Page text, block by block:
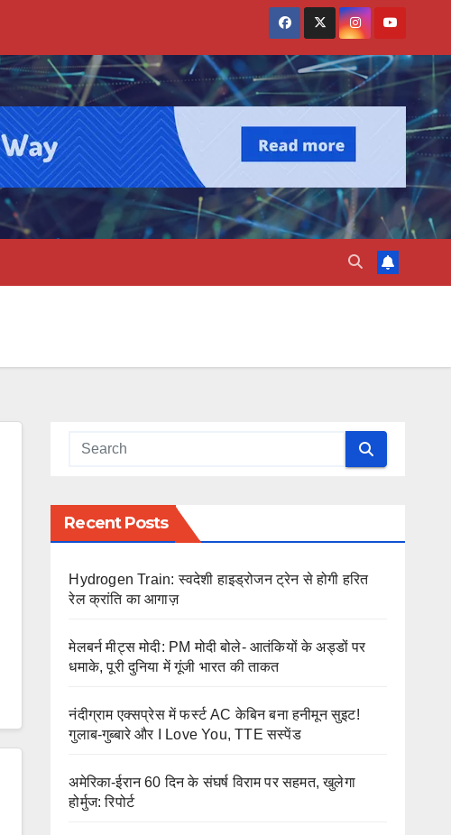
Recent Posts
Hydrogen Train: स्वदेशी हाइड्रोजन ट्रेन से होगी हरित
रेल क्रांति का आगाज़
मेलबर्न मीट्स मोदी: PM मोदी बोले- आतंकियों के अड्डों पर
धमाके, पूरी दुनिया में गूंजी भारत की ताकत
नंदीग्राम एक्सप्रेस में फर्स्ट AC केबिन बना हनीमून सुइट!
गुलाब-गुब्बारे और I Love You, TTE सस्पेंड
अमेरिका-ईरान 60 दिन के संघर्ष विराम पर सहमत, खुलेगा
होर्मुज: रिपोर्ट